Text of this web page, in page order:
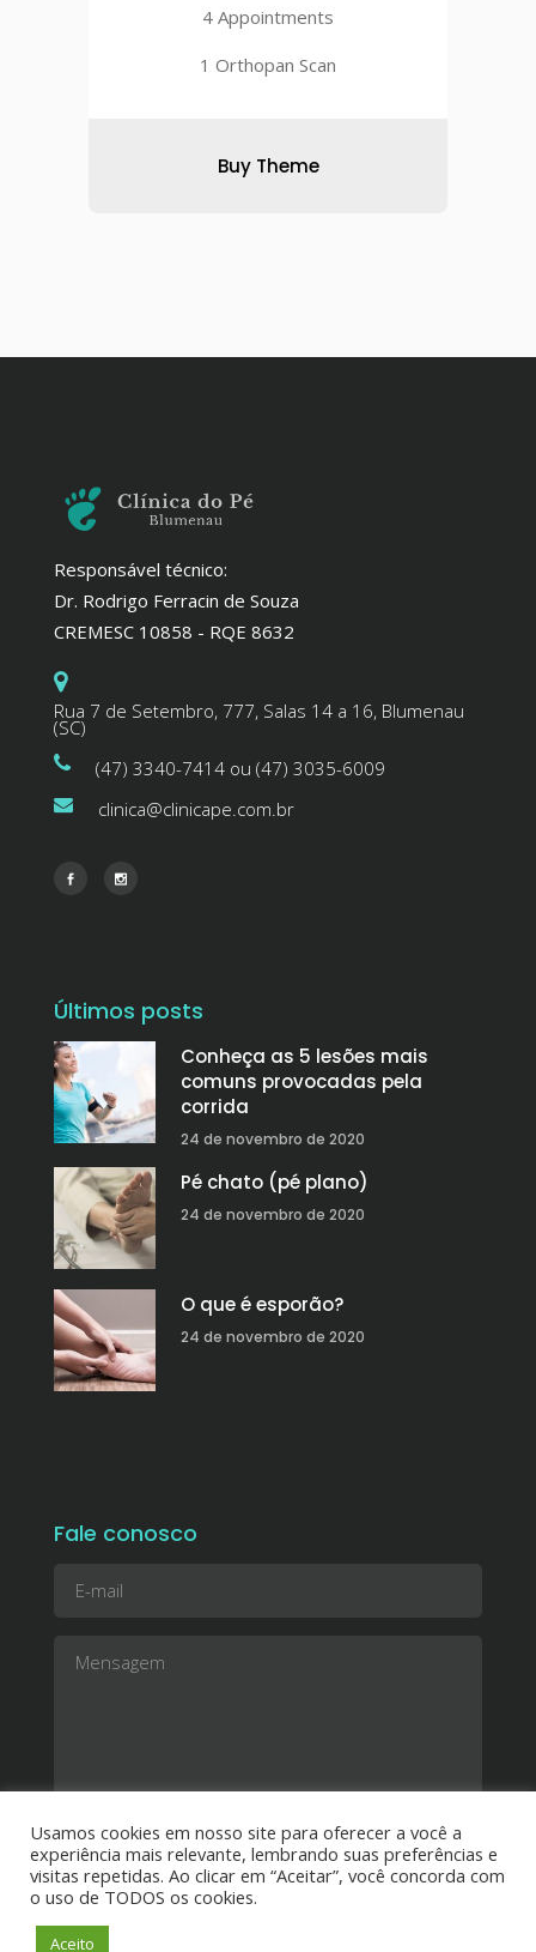
4 Appointments
1 Orthopan Scan
Buy Theme
Responsável técnico:
Dr. Rodrigo Ferracin de Souza
CREMESC 10858 - RQE 8632
Rua 7 de Setembro, 777, Salas 14 a 16, Blumenau
(SC)
(47) 3340-7414 ou (47) 3035-6009
clinica@clinicape.com.br
Últimos posts
Conheça as 5 lesões mais
comuns provocadas pela
corrida
24 de novembro de 2020
Pé chato (pé plano)
24 de novembro de 2020
O que é esporão?
24 de novembro de 2020
Fale conosco
Usamos cookies em nosso site para oferecer a você a
experiência mais relevante, lembrando suas preferências e
visitas repetidas. Ao clicar em “Aceitar”, você concorda com
o uso de TODOS os cookies.
Aceito